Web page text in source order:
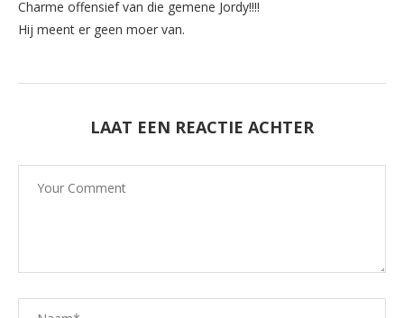
Charme offensief van die gemene Jordy!!!!
Hij meent er geen moer van.
LAAT EEN REACTIE ACHTER